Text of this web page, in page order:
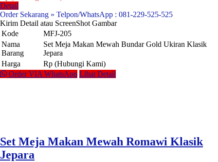
Detail
Order Sekarang » Telpon/WhatsApp : 081-229-525-525
Kirim Detail atau ScreenShot Gambar
Kode
MFJ-205
Nama
Barang
Set Meja Makan Mewah Bundar Gold Ukiran Klasik
Jepara
Harga
Rp (Hubungi Kami)
Order VIA WhatsApp Lihat Detail
Set Meja Makan Mewah Romawi Klasik
Jepara